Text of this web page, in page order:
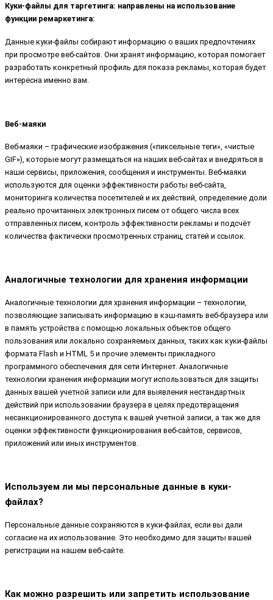
Куки-файлы для таргетинга: направлены на использование
функции ремаркетинга:
Данные куки-файлы собирают информацию о ваших предпочтениях
при просмотре веб-сайтов. Они хранят информацию, которая помогает
разработать конкретный профиль для показа рекламы, которая будет
интересна именно вам.
Веб-маяки
Веб-маяки – графические изображения («пиксельные теги», «чистые
GIF»), которые могут размещаться на наших веб-сайтах и внедряться в
наши сервисы, приложения, сообщения и инструменты. Веб-маяки
используются для оценки эффективности работы веб-сайта,
мониторинга количества посетителей и их действий, определение доли
реально прочитанных электронных писем от общего числа всех
отправленных писем, контроль эффективности рекламы и подсчёт
количества фактически просмотренных страниц, статей и ссылок.
Аналогичные технологии для хранения информации
Аналогичные технологии для хранения информации – технологии,
позволяющие записывать информацию в кэш-память веб-браузера или
в память устройства с помощью локальных объектов общего
пользования или локально сохраняемых данных, таких как куки-файлы
формата Flash и HTML 5 и прочие элементы прикладного
программного обеспечения для сети Интернет. Аналогичные
технологии хранения информации могут использоваться для защиты
данных вашей учетной записи или для выявления нестандартных
действий при использовании браузера в целях предотвращения
несанкционированного доступа к вашей учетной записи, а так же для
оценки эффективности функционирования веб-сайтов, сервисов,
приложений или иных инструментов.
Используем ли мы персональные данные в куки-
файлах?
Персональные данные сохраняются в куки-файлах, если вы дали
согласие на их использование. Это необходимо для защиты вашей
регистрации на нашем веб-сайте.
Как можно разрешить или запретить использование